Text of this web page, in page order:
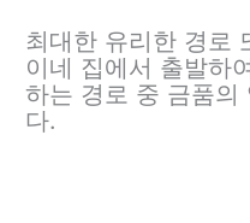
최대한 유리한 경로
이네 집에서 출발하
하는 경로 중 금품의
다.